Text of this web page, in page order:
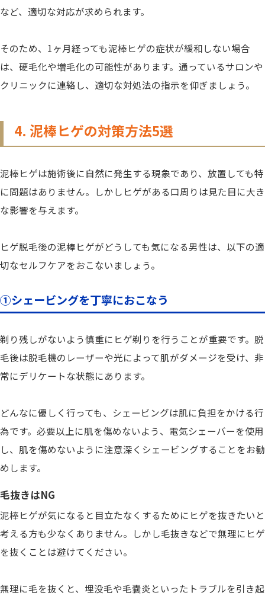
など、適切な対応が求められます。
そのため、1ヶ月経っても泥棒ヒゲの症状が緩和しない場合
は、硬毛化や増毛化の可能性があります。通っているサロンや
クリニックに連絡し、適切な対処法の指示を仰ぎましょう。
4. 泥棒ヒゲの対策方法5選
泥棒ヒゲは施術後に自然に発生する現象であり、放置しても特
に問題はありません。しかしヒゲがある口周りは見た目に大き
な影響を与えます。
ヒゲ脱毛後の泥棒ヒゲがどうしても気になる男性は、以下の適
切なセルフケアをおこないましょう。
①シェービングを丁寧におこなう
剃り残しがないよう慎重にヒゲ剃りを行うことが重要です。脱
毛後は脱毛機のレーザーや光によって肌がダメージを受け、非
常にデリケートな状態にあります。
どんなに優しく行っても、シェービングは肌に負担をかける行
為です。必要以上に肌を傷めないよう、電気シェーバーを使用
し、肌を傷めないように注意深くシェービングすることをお勧
めします。
毛抜きはNG
泥棒ヒゲが気になると目立たなくするためにヒゲを抜きたいと
考える方も少なくありません。しかし毛抜きなどで無理にヒゲ
を抜くことは避けてください。
無理に毛を抜くと、埋没毛や毛嚢炎といったトラブルを引き起